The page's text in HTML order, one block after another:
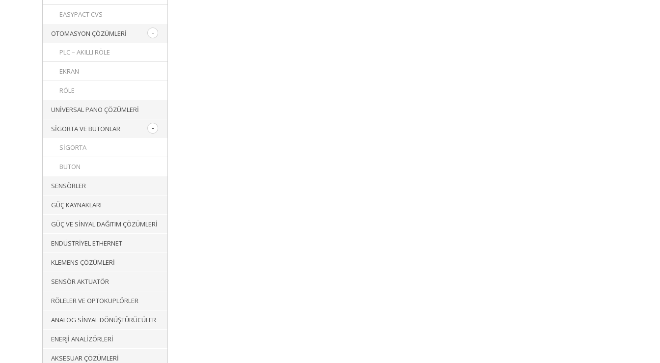
EASYPACT CVS
OTOMASYON ÇÖZÜMLERI
PLC – AKILLI RÖLE
EKRAN
RÖLE
UNIVERSAL PANO ÇÖZÜMLERI
SIGORTA VE BUTONLAR
SIGORTA
BUTON
SENSÖRLER
GÜÇ KAYNAKLARI
GÜÇ VE SINYAL DAĞITIM ÇÖZÜMLERI
ENDÜSTRIYEL ETHERNET
KLEMENS ÇÖZÜMLERI
SENSÖR AKTUATÖR
RÖLELER VE OPTOKUPLÖRLER
ANALOG SINYAL DÖNÜŞTÜRÜCÜLER
ENERJI ANALIZÖRLERI
AKSESUAR ÇÖZÜMLERI